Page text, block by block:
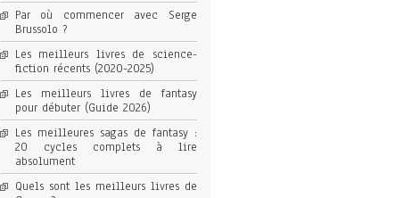
Par où commencer avec Serge
Brussolo ?
Les meilleurs livres de science-
fiction récents (2020-2025)
Les meilleurs livres de fantasy
pour débuter (Guide 2026)
Les meilleures sagas de fantasy :
20 cycles complets à lire
absolument
Quels sont les meilleurs livres de